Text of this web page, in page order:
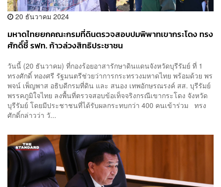
20 ธันวาคม 2024
มหาดไทยยกคณะกรมที่ดินตรวจสอบปมพิพาทเขากระโดง ทรง
ศักดิ์ชี้ รฟท. ก้าวล่วงสิทธิประชาชน
วันนี้ (20 ธันวาคม) ที่กองร้อยอาสารักษาดินแดนจังหวัดบุรีรัมย์ ที่ 1
ทรงศักดิ์ ทองศรี รัฐมนตรีช่วยว่าการกระทรวงมหาดไทย พร้อมด้วย พร
พจน์ เพ็ญพาส อธิบดีกรมที่ดิน และ สนอง เทพอักษรณรงค์ สส. บุรีรัมย์
พรรคภูมิใจไทย ลงพื้นที่ตรวจสอบข้อเท็จจริงกรณีเขากระโดง จังหวัด
บุรีรัมย์ โดยมีประชาชนที่ได้รับผลกระทบกว่า 400 คนเข้าร่วม ทรง
ศักดิ์​กล่าวว่า วั...